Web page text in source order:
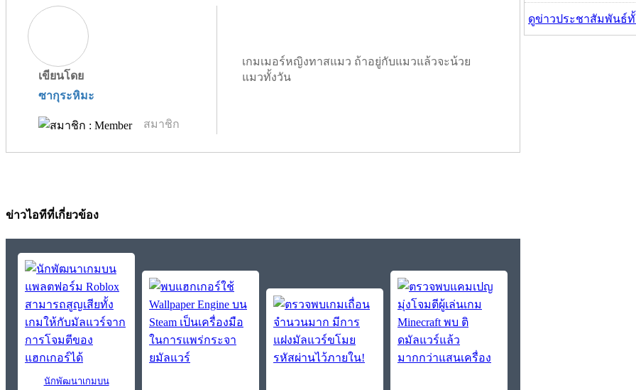
เขียนโดย
ซากุระหิมะ
สมาชิก
เกมเมอร์หญิงทาสแมว ถ้าอยู่กับแมวแล้วจะน้วย
แมวทั้งวัน
ข่าวไอทีที่เกี่ยวข้อง
นักพัฒนาเกมบน
ดูข่าวประชาสัมพันธ์